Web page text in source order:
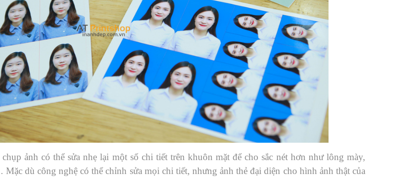
ảnh có thể sửa nhẹ lại một số chi tiết trên khuôn mặt để cho sắc nét hơn như lông mày,
dù công nghệ có thể chỉnh sửa mọi chi tiết, nhưng ảnh thẻ đại diện cho hình ảnh thật của